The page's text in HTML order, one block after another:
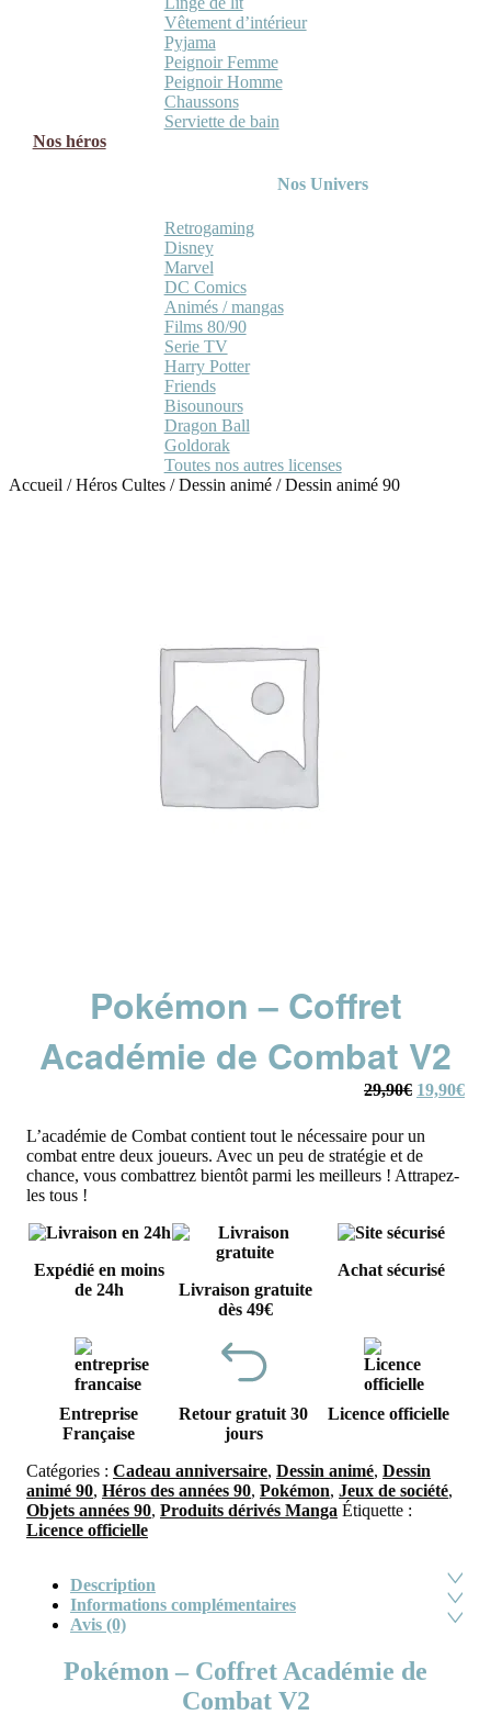
Vêtement d’intérieur
Pyjama
Peignoir Femme
Peignoir Homme
Chaussons
Serviette de bain
Nos héros
Nos Univers
Retrogaming
Disney
Marvel
DC Comics
Animés / mangas
Films 80/90
Serie TV
Harry Potter
Friends
Bisounours
Dragon Ball
Goldorak
Toutes nos autres licenses
Accueil /Héros Cultes /Dessin animé /Dessin animé 90
Pokémon – Coffret
Académie de Combat V2
29,90€ Le
était :
29,90€.
19,90€Le
L’académie de Combat contient tout le nécessaire pour un
combat entre deux joueurs. Avec un peu de stratégie et de
chance, vous combattrez bientôt parmi les meilleurs ! Attrapez-
les tous !
Expédié en moins
de 24h
Livraison gratuite
dès 49€
Achat sécurisé
Entreprise
Française
Retour gratuit 30
jours
Licence officielle
Catégories : Cadeau anniversaire, Dessin animé, Dessin
animé 90, Héros des années 90, Pokémon, Jeux de société,
Objets années 90, Produits dérivés Manga Étiquette :
Licence officielle
Description
Informations complémentaires
Avis (0)
Pokémon – Coffret Académie de
Combat V2